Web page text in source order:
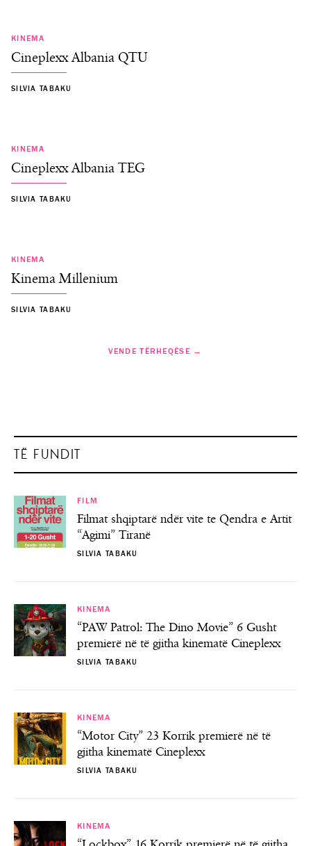
KINEMA
Cineplexx Albania QTU
SILVIA TABAKU
KINEMA
Cineplexx Albania TEG
SILVIA TABAKU
KINEMA
Kinema Millenium
SILVIA TABAKU
VENDE TËRHEQËSE →
TË FUNDIT
FILM
Filmat shqiptarë ndër vite te Qendra e Artit
“Agimi” Tiranë
SILVIA TABAKU
KINEMA
“PAW Patrol: The Dino Movie” 6 Gusht
premierë në të gjitha kinematë Cineplexx
SILVIA TABAKU
KINEMA
“Motor City” 23 Korrik premierë në të
gjitha kinematë Cineplexx
SILVIA TABAKU
KINEMA